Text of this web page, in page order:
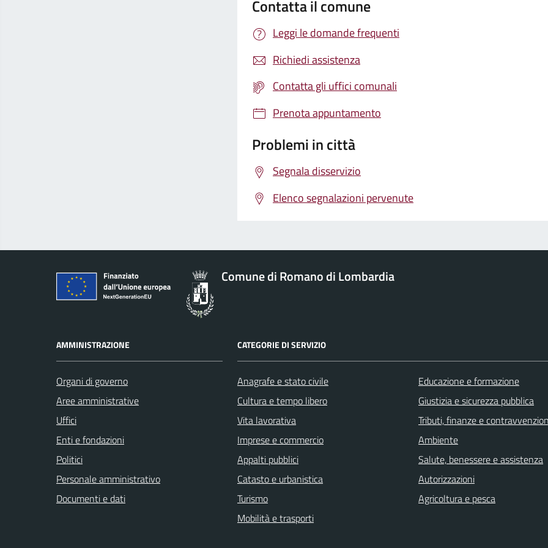
Contatta il comune
Leggi le domande frequenti
Richiedi assistenza
Contatta gli uffici comunali
Prenota appuntamento
Problemi in città
Segnala disservizio
Elenco segnalazioni pervenute
Comune di Romano di Lombardia
AMMINISTRAZIONE
Organi di governo
Aree amministrative
Uffici
Enti e fondazioni
Politici
Personale amministrativo
Documenti e dati
CATEGORIE DI SERVIZIO
Anagrafe e stato civile
Cultura e tempo libero
Vita lavorativa
Imprese e commercio
Appalti pubblici
Catasto e urbanistica
Turismo
Mobilità e trasporti
Educazione e formazione
Giustizia e sicurezza pubblica
Tributi, finanze e
Ambiente
Salute, benessere e assistenza
Autorizzazioni
Agricoltura e pesca